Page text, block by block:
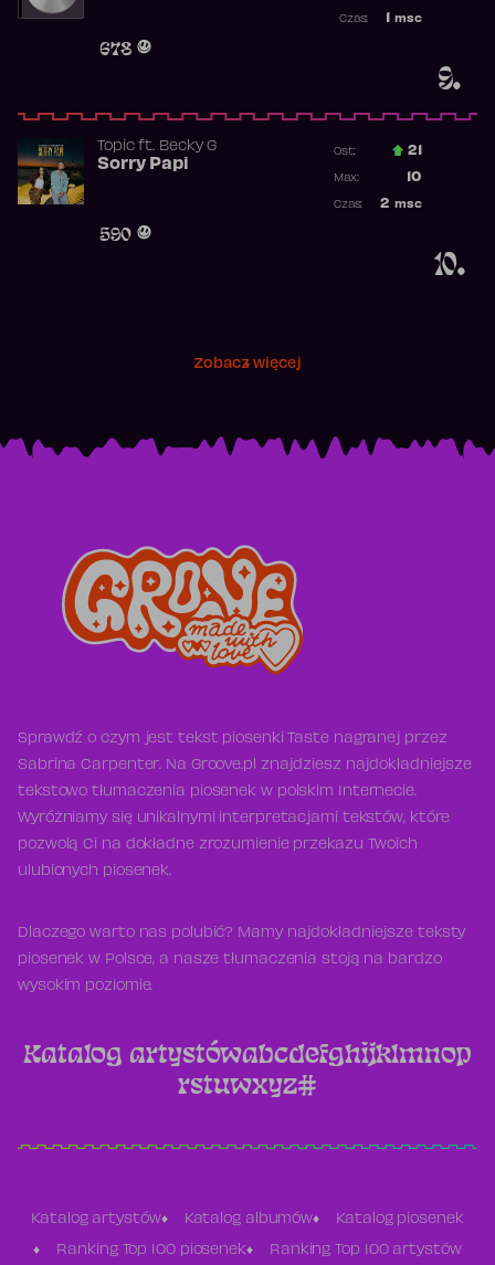
9.
678
msc
Czas:
10.
Topicft. Becky G
Sorry Papi
590
Ost.: 21
10
Max:
2 msc
Czas:
Zobacz więcej
Sprawdź o czym jest tekst piosenki Taste nagranej przez
Sabrina Carpenter. Na Groove.pl znajdziesz najdokładniejsze
tekstowo tłumaczenia piosenek w polskim Internecie.
Wyróżniamy się unikalnymi interpretacjami tekstów, które
pozwolą Ci na dokładne zrozumienie przekazu Twoich
ulubionych piosenek.
Dlaczego warto nas polubić? Mamy najdokładniejsze teksty
piosenek w Polsce, a nasze tłumaczenia stoją na bardzo
wysokim poziomie.
Katalog artystówabcdefghijklmnop
rstuwxyz#
Katalog artystów Katalog albumów Katalog piosenek
Ranking Top 100 piosenek Ranking Top 100 artystów